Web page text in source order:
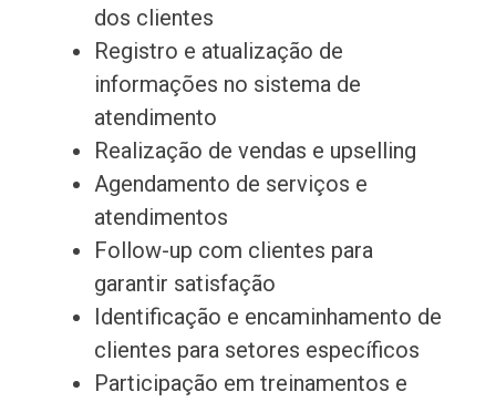
dos clientes
Registro e atualização de
informações no sistema de
atendimento
Realização de vendas e upselling
Agendamento de serviços e
atendimentos
Follow-up com clientes para
garantir satisfação
Identificação e encaminhamento de
clientes para setores específicos
Participação em treinamentos e